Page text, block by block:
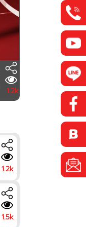
1.2k
1.2k
1.5k